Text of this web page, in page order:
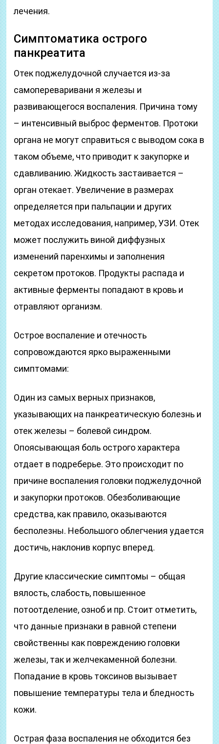
лечения.
Симптоматика острого
панкреатита
Отек поджелудочной случается из-за
самопереваривани я железы и
развивающегося воспаления. Причина тому
– интенсивный выброс ферментов. Протоки
органа не могут справиться с выводом сока в
таком объеме, что приводит к закупорке и
сдавливанию. Жидкость застаивается –
орган отекает. Увеличение в размерах
определяется при пальпации и других
методах исследования, например, УЗИ. Отек
может послужить виной диффузных
изменений паренхимы и заполнения
секретом протоков. Продукты распада и
активные ферменты попадают в кровь и
отравляют организм.
Острое воспаление и отечность
сопровождаются ярко выраженными
симптомами:
Один из самых верных признаков,
указывающих на панкреатическую болезнь и
отек железы – болевой синдром.
Опоясывающая боль острого характера
отдает в подреберье. Это происходит по
причине воспаления головки поджелудочной
и закупорки протоков. Обезболивающие
средства, как правило, оказываются
бесполезны. Небольшого облегчения удается
достичь, наклонив корпус вперед.
Другие классические симптомы – общая
вялость, слабость, повышенное
потоотделение, озноб и пр. Стоит отметить,
что данные признаки в равной степени
свойственны как повреждению головки
железы, так и желчекаменной болезни.
Попадание в кровь токсинов вызывает
повышение температуры тела и бледность
кожи.
Острая фаза воспаления не обходится без